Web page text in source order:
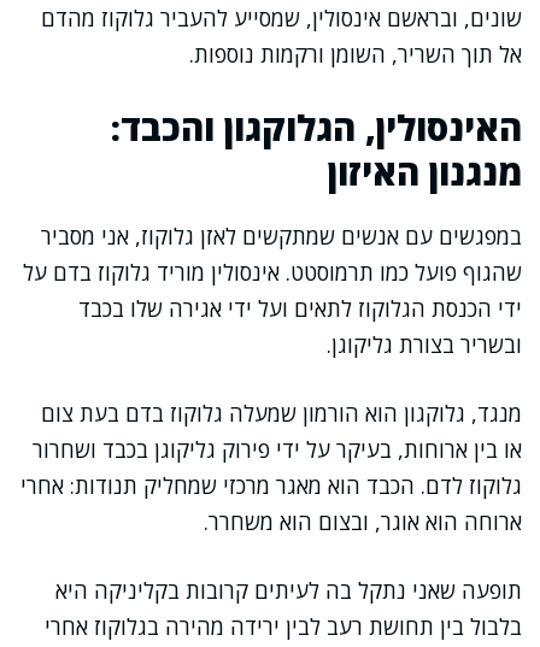
שונים, ובראשם אינסולין, שמסייע להעביר גלוקוז מהדם
אל תוך השריר, השומן ורקמות נוספות.
האינסולין, הגלוקגון והכבד:
מנגנון האיזון
במפגשים עם אנשים שמתקשים לאזן גלוקוז, אני מסביר
שהגוף פועל כמו תרמוסטט. אינסולין מוריד גלוקוז בדם על
ידי הכנסת הגלוקוז לתאים ועל ידי אגירה שלו בכבד
ובשריר בצורת גליקוגן.
מנגד, גלוקגון הוא הורמון שמעלה גלוקוז בדם בעת צום
או בין ארוחות, בעיקר על ידי פירוק גליקוגן בכבד ושחרור
גלוקוז לדם. הכבד הוא מאגר מרכזי שמחליק תנודות: אחרי
ארוחה הוא אוגר, ובצום הוא משחרר.
תופעה שאני נתקל בה לעיתים קרובות בקליניקה היא
בלבול בין תחושת רעב לבין ירידה מהירה בגלוקוז אחרי